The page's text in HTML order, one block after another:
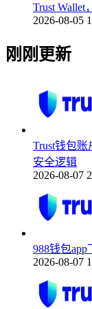
Trust
2026-08-05
刚刚更新
Trust钱包
安全逻辑
2026-08-07
988钱包
2026-08-07